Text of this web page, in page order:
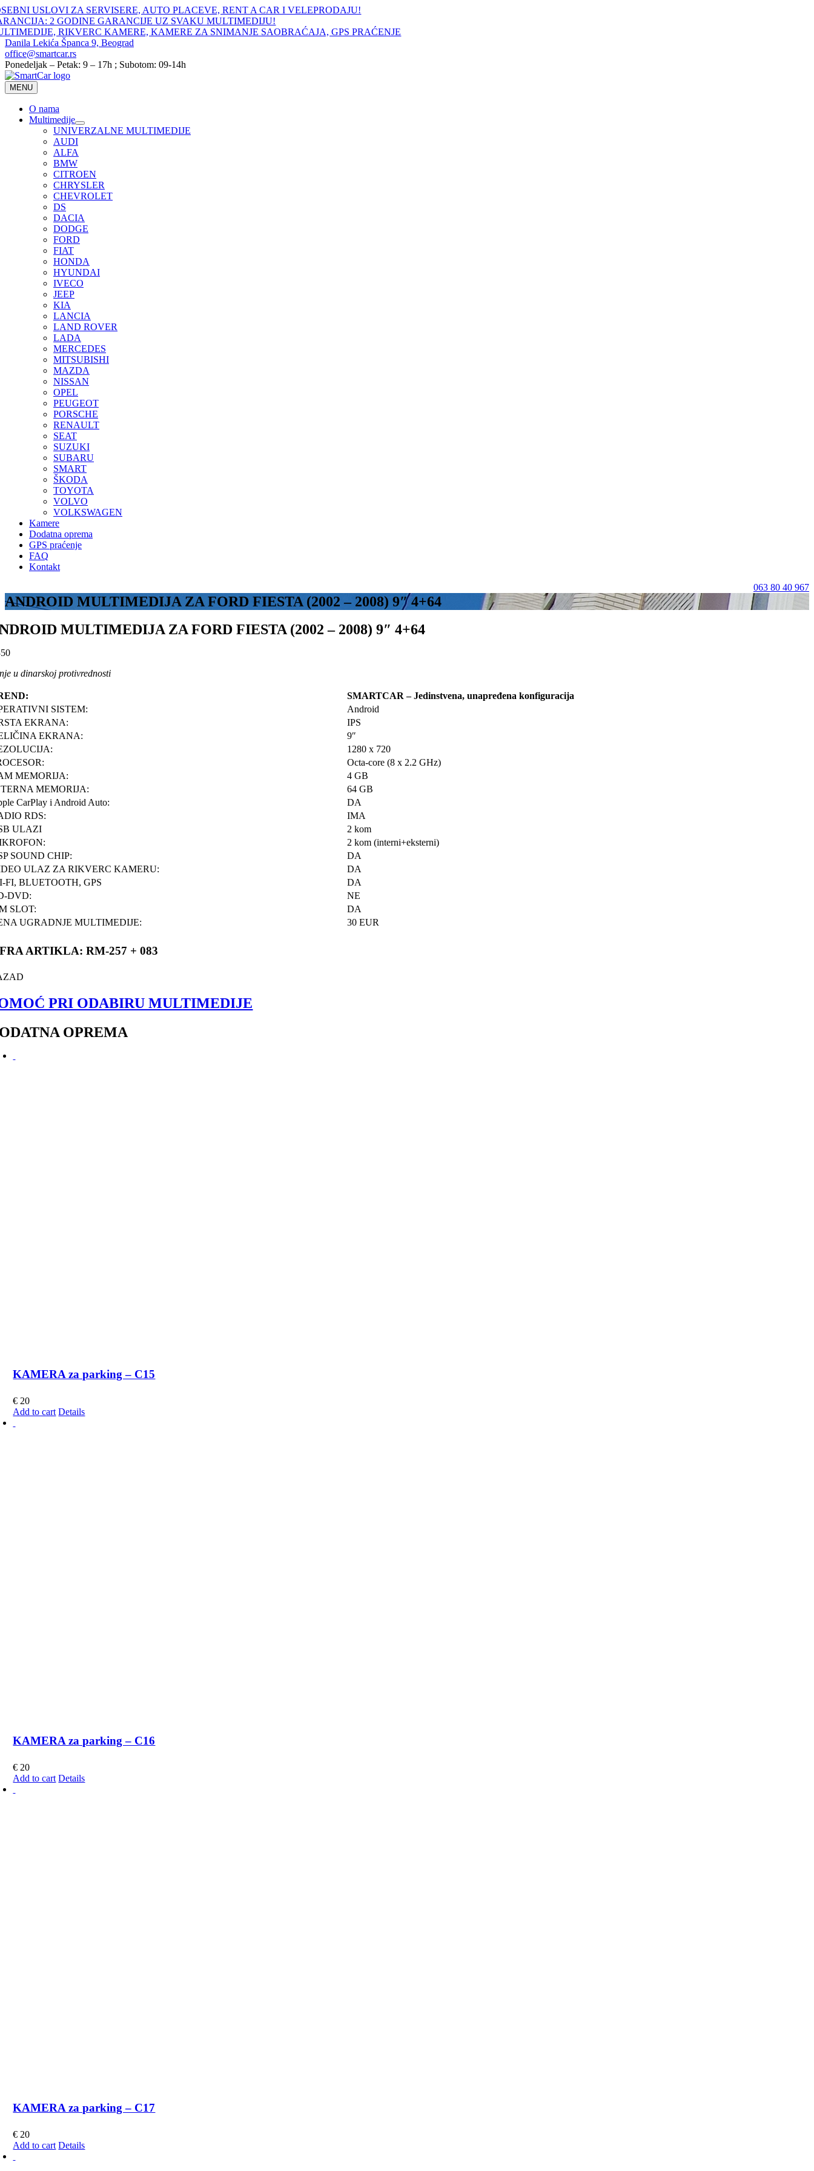
Skip
to
content
USLOVI ZA SERVISERE, AUTO PLACEVE, RENT A CAR I VELEPRODAJU!
2 GODINE GARANCIJE UZ SVAKU MULTIMEDIJU!
RIKVERC KAMERE, KAMERE ZA SNIMANJE SAOBRAĆAJA, GPS PRAĆENJE
Danila Lekića Španca 9, Beograd
office@smartcar.rs
Ponedeljak – Petak: 9 – 17h ; Subotom: 09-14h
MENU
O nama
Multimedije
UNIVERZALNE MULTIMEDIJE
AUDI
ALFA
BMW
CITROEN
CHRYSLER
CHEVROLET
DS
DACIA
DODGE
FORD
FIAT
HONDA
HYUNDAI
IVECO
JEEP
KIA
LANCIA
LAND ROVER
LADA
MERCEDES
MITSUBISHI
MAZDA
NISSAN
OPEL
PEUGEOT
PORSCHE
RENAULT
SEAT
SUZUKI
SUBARU
SMART
ŠKODA
TOYOTA
VOLVO
VOLKSWAGEN
Kamere
Dodatna oprema
GPS praćenje
FAQ
Kontakt
063 80 40 967
ANDROID MULTIMEDIJA ZA FORD FIESTA (2002 – 2008) 9″ 4+64
MULTIMEDIJA ZA FORD FIESTA (2002 – 2008) 9″ 4+64
u dinarskoj protivrednosti
SMARTCAR – Jedinstvena, unapređena konfiguracija
SISTEM:
Android
EKRANA:
IPS
EKRANA:
9″
1280 x 720
Octa-core (8 x 2.2 GHz)
MEMORIJA:
4 GB
MEMORIJA:
64 GB
CarPlay i Android Auto:
DA
RDS:
IMA
ULAZI
2 kom
2 kom (interni+eksterni)
SOUND CHIP:
DA
ULAZ ZA RIKVERC KAMERU:
DA
FI, BLUETOOTH, GPS
DA
DVD:
NE
SLOT:
DA
UGRADNJE MULTIMEDIJE:
30 EUR
ARTIKLA: RM-257 + 083
PRI ODABIRU MULTIMEDIJE
OPREMA
KAMERA za parking – C15
€ 20
Add to cart Details
KAMERA za parking – C16
€ 20
Add to cart Details
KAMERA za parking – C17
€ 20
Add to cart Details